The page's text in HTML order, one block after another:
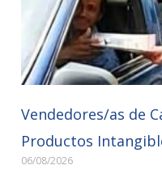
Vendedores/as de
Productos
06/08/2026